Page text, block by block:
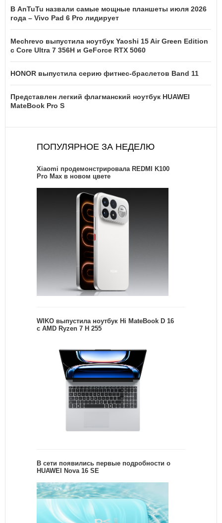
В AnTuTu назвали самые мощные планшеты июля 2026
года – Vivo Pad 6 Pro лидирует
Mechrevo выпустила ноутбук Yaoshi 15 Air Green Edition
с Core Ultra 7 356H и GeForce RTX 5060
HONOR выпустила серию фитнес-браслетов Band 11
Представлен легкий флагманский ноутбук HUAWEI
MateBook Pro S
ПОПУЛЯРНОЕ ЗА НЕДЕЛЮ
Xiaomi продемонстрировала REDMI K100
Pro Max в новом цвете
WIKO выпустила ноутбук Hi MateBook D 16
с AMD Ryzen 7 H 255
В сети появились первые подробности о
HUAWEI Nova 16 SE